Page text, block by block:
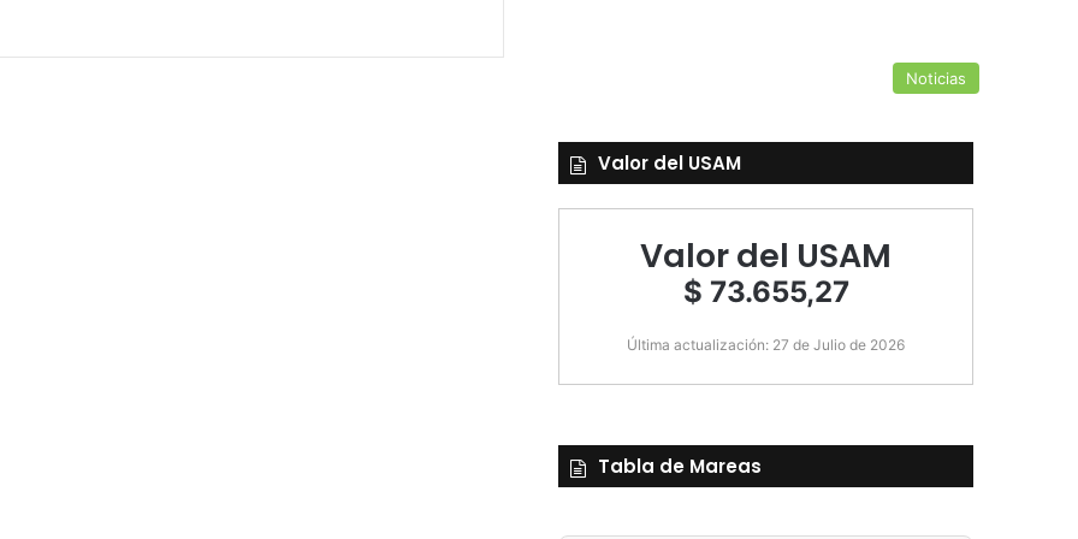
Noticias
Valor del USAM
Valor del USAM
$ 73.655,27
Última actualización: 27 de Julio de 2026
Tabla de Mareas